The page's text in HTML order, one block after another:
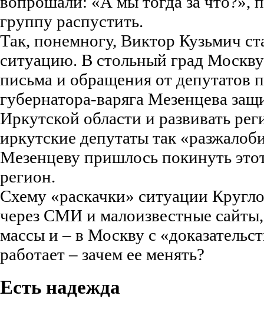
группу распустить.
Так, понемногу, Виктор Кузьмич
ситуацию. В стольный град
письма и обращения от депутатов
губернатора-варяга Мезенцева
Иркутской области и развивать
иркутские депутаты так
Мезенцеву пришлось покинуть
регион.
Схему «раскачки» ситуации
через СМИ и малоизвестные
массы и – в Москву с
работает – зачем ее менять?
Есть надежда